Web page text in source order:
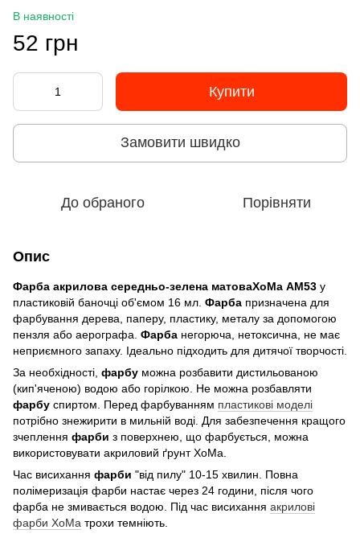
В наявності
52 грн
Купити
Замовити швидко
До обраного Порівняти
Опис
Фарба акрилова середньо-зелена матоваХоМа АМ53 у
пластиковій баночці об'ємом 16 мл. Фарба призначена для
фарбування дерева, паперу, пластику, металу за допомогою
пензля або аерографа. Фарба негорюча, нетоксична, не має
неприємного запаху. Ідеально підходить для дитячої творчості.
За необхідності, фарбу можна розбавити дистильованою
(кип'яченою) водою або горілкою. Не можна розбавляти
фарбу спиртом. Перед фарбуванням пластикові моделі
потрібно знежирити в мильній воді. Для забезпечення кращого
зчеплення фарби з поверхнею, що фарбується, можна
використовувати акриловий ґрунт ХоМа.
Час висихання фарби "від пилу" 10-15 хвилин. Повна
полімеризація фарби настає через 24 години, після чого
фарба не змивається водою. Під час висихання акрилові
фарби ХоМа трохи темніють.